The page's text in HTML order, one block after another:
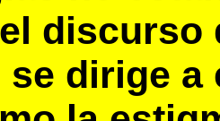
discurso
se dirige